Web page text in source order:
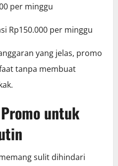
per minggu
Rp150.000 per minggu
yang jelas, promo
tanpa membuat
untuk
sulit dihindari